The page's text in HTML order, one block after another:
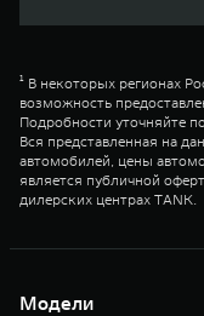
¹ В некоторых регионах
возможность
Подробности уточняйте
Вся представленная на
автомобилей, цены
является публичной
дилерских центрах TANK.
Модели